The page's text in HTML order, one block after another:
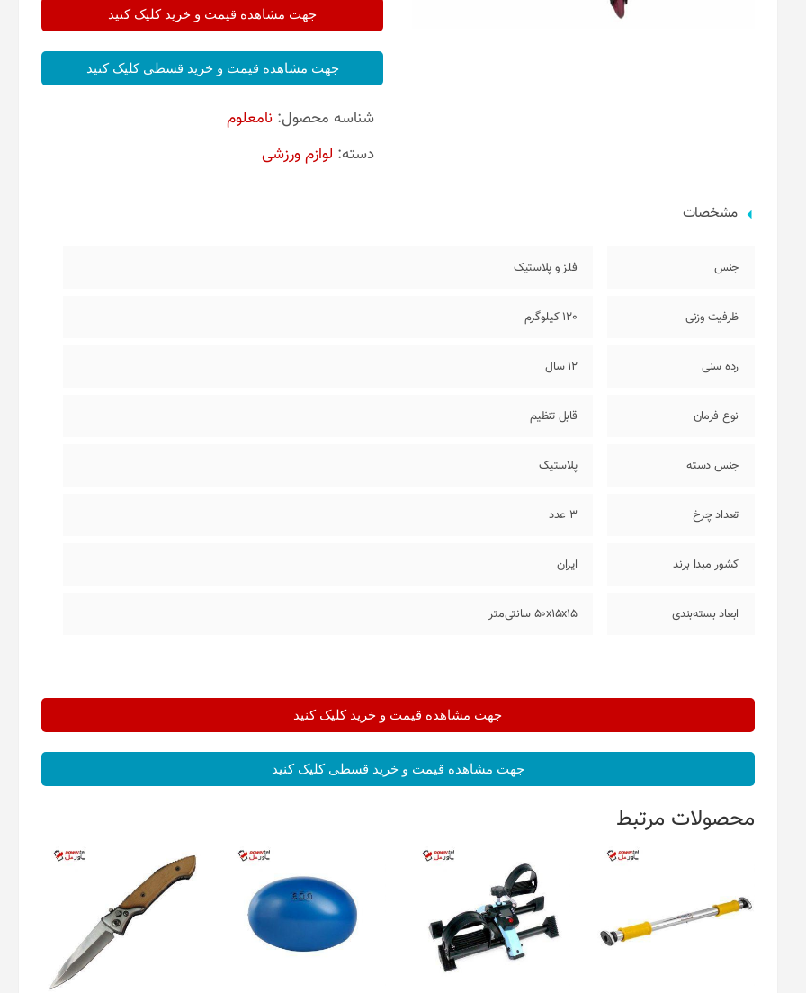
جهت مشاهده قیمت و خرید کلیک کنید
جهت مشاهده قیمت و خرید قسطی کلیک کنید
شناسه محصول: نامعلوم
دسته: لوازم ورزشی
مشخصات
جنس فلز و پلاستیک
ظرفیت وزنی 120 کیلوگرم
رده سنی 12 سال
نوع فرمان قابل تنظیم
جنس دسته پلاستیک
تعداد چرخ 3 عدد
کشور مبدا برند ایران
ابعاد بسته‌بندی 50x15x15 سانتی‌متر
جهت مشاهده قیمت و خرید کلیک کنید
جهت مشاهده قیمت و خرید قسطی کلیک کنید
محصولات مرتبط